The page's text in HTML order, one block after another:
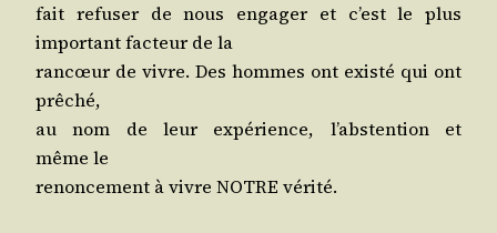
fait refu­ser de nous enga­ger et c’est le plus
impor­tant fac­teur de la
ran­cœur de vivre. Des hommes ont exis­té qui ont
prêché,
au nom de leur expé­rience, l’abs­ten­tion et
même le
renon­ce­ment à vivre NOTRE vérité.